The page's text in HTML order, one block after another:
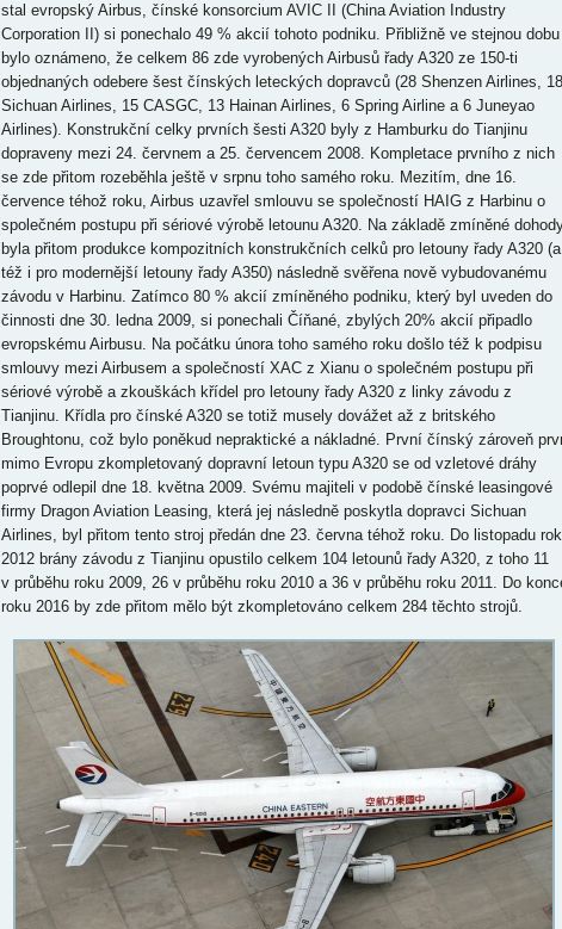
stal evropský Airbus, čínské konsorcium AVIC II (China Aviation Industry
Corporation II) si ponechalo 49 % akcií tohoto podniku. Přibližně ve stejnou dobu
bylo oznámeno, že celkem 86 zde vyrobených Airbusů řady A320 ze 150-ti
objednaných odebere šest čínských leteckých dopravců (28 Shenzen Airlines, 18
Sichuan Airlines, 15 CASGC, 13 Hainan Airlines, 6 Spring Airline a 6 Juneyao
Airlines). Konstrukční celky prvních šesti A320 byly z Hamburku do Tianjinu
dopraveny mezi 24. červnem a 25. červencem 2008. Kompletace prvního z nich
se zde přitom rozeběhla ještě v srpnu toho samého roku. Mezitím, dne 16.
července téhož roku, Airbus uzavřel smlouvu se společností HAIG z Harbinu o
společném postupu při sériové výrobě letounu A320. Na základě zmíněné
byla přitom produkce kompozitních konstrukčních celků pro letouny řady A320 (a
též i pro modernější letouny řady A350) následně svěřena nově vybudovanému
závodu v Harbinu. Zatímco 80 % akcií zmíněného podniku, který byl uveden do
činnosti dne 30. ledna 2009, si ponechali Číňané, zbylých 20% akcií připadlo
evropskému Airbusu. Na počátku února toho samého roku došlo též k podpisu
smlouvy mezi Airbusem a společností XAC z Xianu o společném postupu při
sériové výrobě a zkouškách křídel pro letouny řady A320 z linky závodu z
Tianjinu. Křídla pro čínské A320 se totiž musely dovážet až z britského
Broughtonu, což bylo poněkud nepraktické a nákladné. První čínský zároveň
mimo Evropu zkompletovaný dopravní letoun typu A320 se od vzletové dráhy
poprvé odlepil dne 18. května 2009. Svému majiteli v podobě čínské leasingové
firmy Dragon Aviation Leasing, která jej následně poskytla dopravci Sichuan
Airlines, byl přitom tento stroj předán dne 23. června téhož roku. Do listopadu
2012 brány závodu z Tianjinu opustilo celkem 104 letounů řady A320, z toho 11
v průběhu roku 2009, 26 v průběhu roku 2010 a 36 v průběhu roku 2011. Do
roku 2016 by zde přitom mělo být zkompletováno celkem 284 těchto strojů.